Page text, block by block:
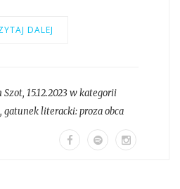
DALEJ
Szot, 15.12.2023 w kategorii
, gatunek literacki:proza obca